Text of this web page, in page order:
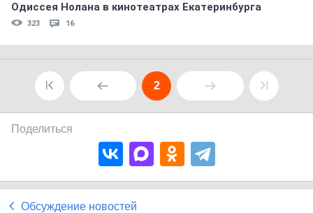
Одиссея Нолана в кинотеатрах Екатеринбурга
323 16
2
Поделиться
Обсуждение новостей